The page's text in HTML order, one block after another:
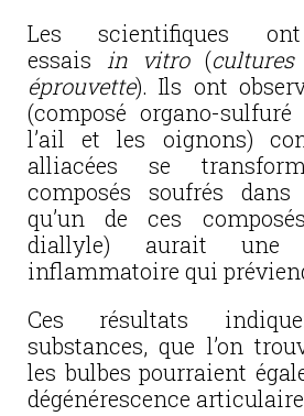
Les scientifiques
essais in vitro(
éprouvette). Ils ont
(composé organo-
l’ail et les oignons)
alliacées se
composés soufrés dans
qu’un de ces
diallyle) aurait une
inflammatoire qui
Ces résultats
substances, que l’on
les bulbes pourraient
dégénérescence